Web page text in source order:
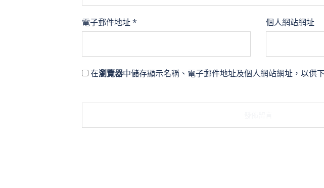
電子郵件地址* 個人網站網址
在瀏覽器中儲存顯示名稱、電子郵件地址及個人網站網址，以供